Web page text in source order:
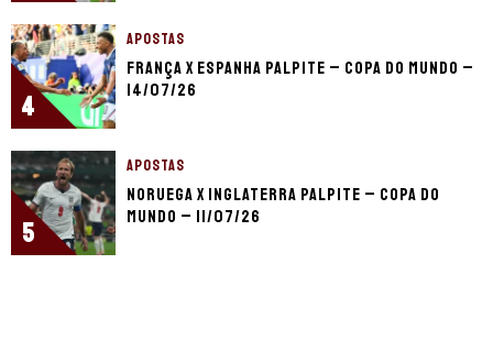
4
APOSTAS
França x Espanha palpite – Copa do Mundo –
14/07/26
5
APOSTAS
Noruega x Inglaterra palpite – Copa do
Mundo – 11/07/26